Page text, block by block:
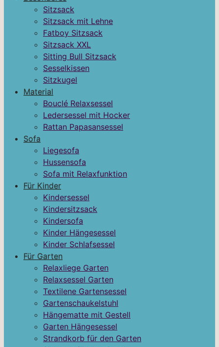
Sitzsack
Sitzsack mit Lehne
Fatboy Sitzsack
Sitzsack XXL
Sitting Bull Sitzsack
Sesselkissen
Sitzkugel
Material
Bouclé Relaxsessel
Ledersessel mit Hocker
Rattan Papasansessel
Sofa
Liegesofa
Hussensofa
Sofa mit Relaxfunktion
Für Kinder
Kindersessel
Kindersitzsack
Kindersofa
Kinder Hängesessel
Kinder Schlafsessel
Für Garten
Relaxliege Garten
Relaxsessel Garten
Textilene Gartensessel
Gartenschaukelstuhl
Hängematte mit Gestell
Garten Hängesessel
Strandkorb für den Garten